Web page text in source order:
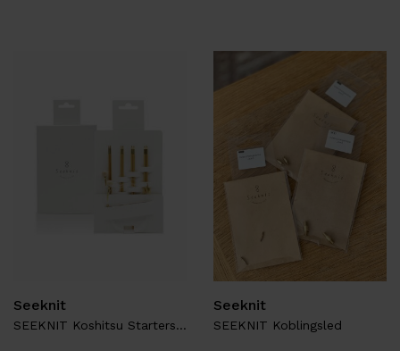
Seeknit
SEEKNIT Koshitsu Startersæt M1.8
Seeknit
SEEKNIT Koblingsled